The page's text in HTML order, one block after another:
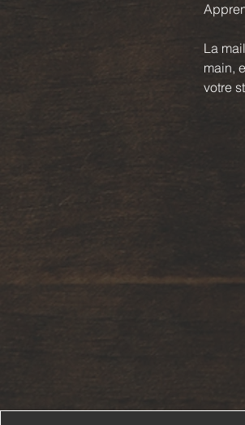
La
main,
votre